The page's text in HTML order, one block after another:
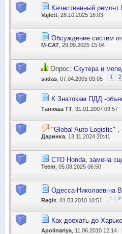
Качественный
Vajlett , 28.10.2025 16:03
Обсуждение систем
M-CAT, 29.09.2025 15:04
Опрос: Скутера и
sadas , 07.04.2005 09:05 1 2
К Знатокам ПДД -
Танюша ТТ , 31.01.2007 09:57
"Global Auto Logistic" ,
Даринка , 13.11.2024 20:41
СТО Honda, замена
Teem , 05.08.2025 06:50
Одесса-Николаев-на
Regis , 01.03.2010 10:51 1 2
Как доехать до
Apolinariya , 11.06.2010 12:14